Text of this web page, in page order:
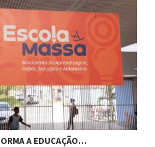
A EDUCAÇÃO…